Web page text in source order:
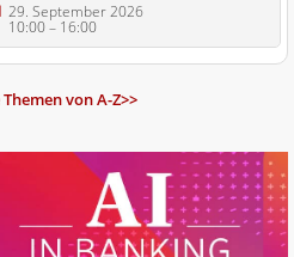
29. September 2026
10:00– 16:00
von A-Z>>